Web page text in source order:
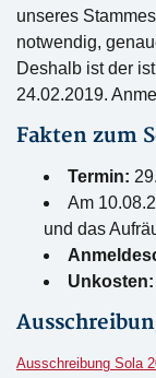
unseres
notwendig,
Deshalb ist der
24.02.2019.
Fakten zum
Termin:
Am
und das
Unkosten:
Ausschreibung Sola